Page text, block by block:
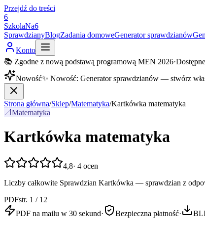
Przejdź do treści
6
SzkolaNa6
SprawdzianyBlogZadania domoweGenerator sprawdzianów
Konto
📚 Zgodne z nową podstawą programową MEN 2026·
Nowość✨ Nowość: Generator sprawdzianów — stwórz
Strona główna/Sklep/Matematyka/Kartkówka matematyka
📐Matematyka
Kartkówka matematyka
4,8· 4 ocen
Liczby całkowite Sprawdzian Kartkówka — sprawdzian z
PDFstr. 1 / 12
PDF na mailu w 30 sekund· Bezpieczna płatność·